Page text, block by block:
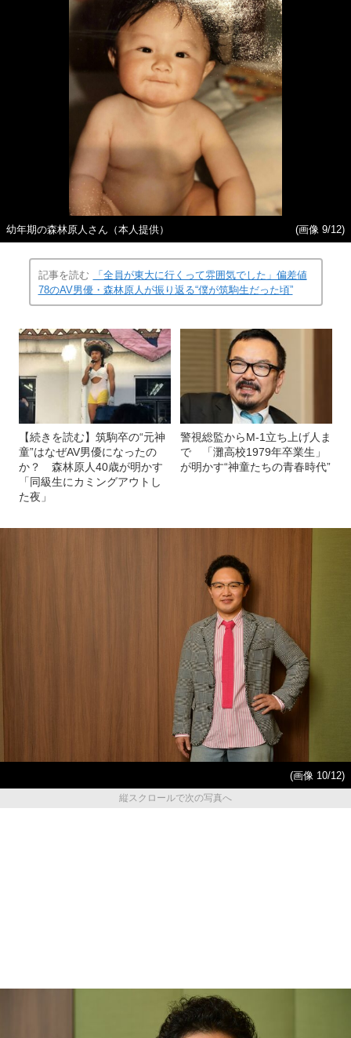
幼年期の森林原人さん（本人提供） (画像 9/12)
記事を読む
「全員が東大に行くって雰囲気でした」偏差値
78のAV男優・森林原人が振り返る“僕が筑駒生だった頃”
【続きを読む】筑駒卒の“元神
童”はなぜAV男優になったの
か？ 森林原人40歳が明かす
「同級生にカミングアウトし
た夜」
警視総監からM-1立ち上げ人ま
で 「灘高校1979年卒業生」
が明かす“神童たちの青春時代”
(画像 10/12)
縦スクロールで次の写真へ